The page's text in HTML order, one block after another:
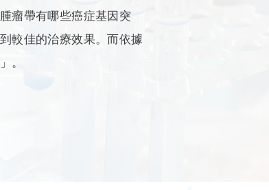
瘤帶有哪些癌症基因突
較佳的治療效果。而依據
。